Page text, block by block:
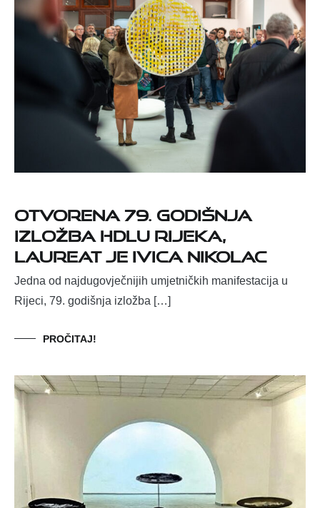
Otvorena 79. godišnja
izložba HDLU Rijeka,
laureat je Ivica Nikolac
Jedna od najdugovječnijih umjetničkih manifestacija u
Rijeci, 79. godišnja izložba […]
PROČITAJ!